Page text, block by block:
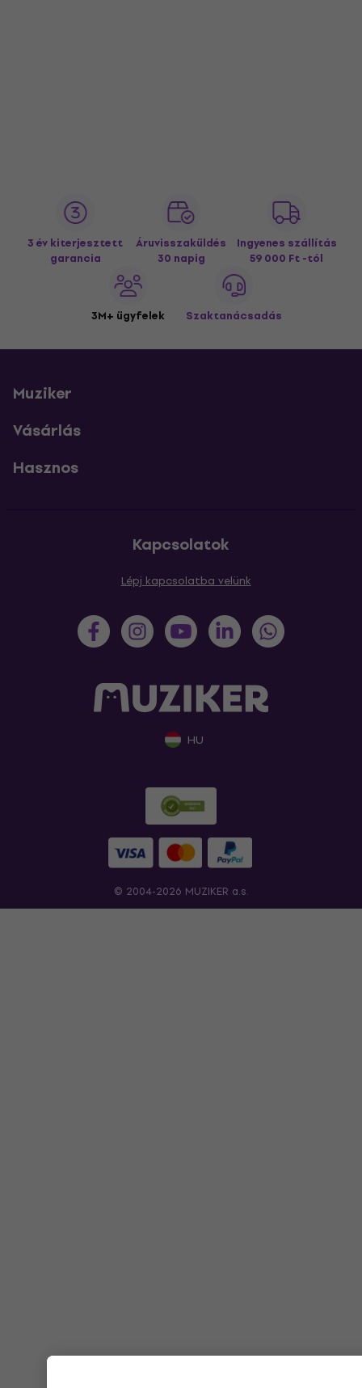
3 év kiterjesztett
garancia
Áruvisszaküldés
30 napig
Ingyenes szállítás
59 000 Ft -tól
3M+ ügyfelek Szaktanácsadás
Muziker
Vásárlás
Hasznos
Kapcsolatok
Lépj kapcsolatba velünk
HU
© 2004-2026 MUZIKER a.s.